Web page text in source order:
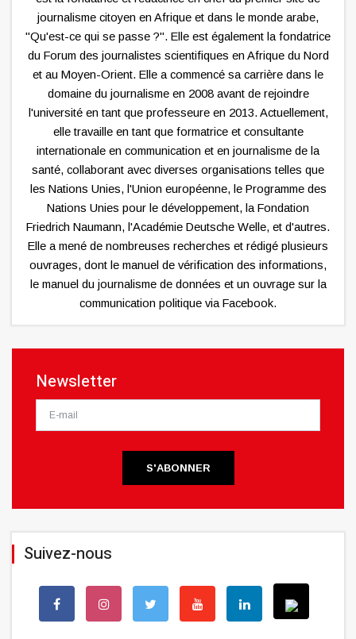
journalisme citoyen en Afrique et dans le monde arabe,
"Qu'est-ce qui se passe ?". Elle est également la fondatrice
du Forum des journalistes scientifiques en Afrique du Nord
et au Moyen-Orient. Elle a commencé sa carrière dans le
domaine du journalisme en 2008 avant de rejoindre
l'université en tant que professeure en 2013. Actuellement,
elle travaille en tant que formatrice et consultante
internationale en communication et en journalisme de la
santé, collaborant avec diverses organisations telles que
les Nations Unies, l'Union européenne, le Programme des
Nations Unies pour le développement, la Fondation
Friedrich Naumann, l'Académie Deutsche Welle, et d'autres.
Elle a mené de nombreuses recherches et rédigé plusieurs
ouvrages, dont le manuel de vérification des informations,
le manuel du journalisme de données et un ouvrage sur la
communication politique via Facebook.
Newsletter
S'ABONNER
Suivez-nous